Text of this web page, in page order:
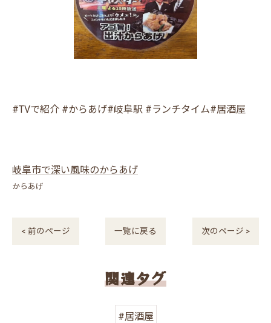
#TVで紹介 #からあげ#岐阜駅 #ランチタイム#居酒屋
岐阜市で深い風味のからあげ
からあげ
< 前のページ 一覧に戻る 次のページ >
関連タグ
#居酒屋